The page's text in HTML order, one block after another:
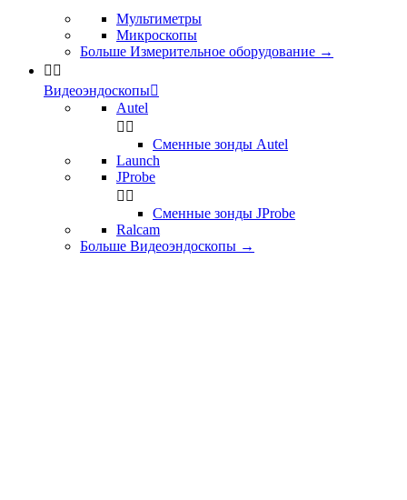
Мультиметры
Микроскопы
Больше Измерительное оборудование →
 
Видеоэндоскопы
Autel
 
Сменные зонды Autel
Launch
JProbe
 
Сменные зонды JProbe
Ralcam
Больше Видеоэндоскопы →